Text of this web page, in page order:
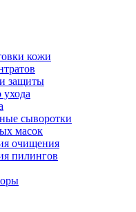
кожи
защиты
сыворотки
масок
очищения
пилингов